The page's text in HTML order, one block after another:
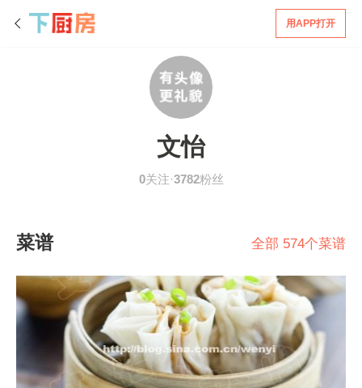
用APP打开
文怡
0关注·3782粉丝
菜谱 全部 574个菜谱